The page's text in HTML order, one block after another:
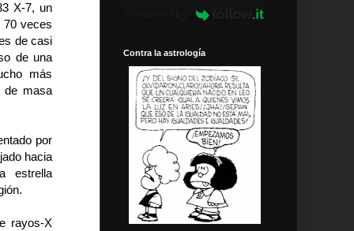
X-7, un
70 veces
de casi
de una
más
de masa
por
hacia
estrella
rayos-X
Contra la astrología